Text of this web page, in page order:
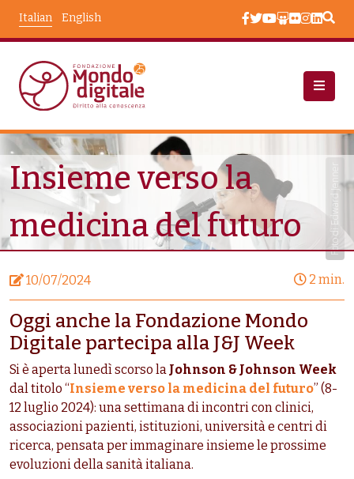
English
Italian
Notizie Insieme Verso La Medicina del Futuro
Foto di Edward Jenner
Insieme verso la
medicina del futuro
10/07/2024 2 min.
Oggi anche la Fondazione Mondo
Digitale partecipa alla J&J Week
Si è aperta lunedì scorso la Johnson & Johnson Week
dal titolo “Insieme verso la medicina del futuro” (8-
12 luglio 2024): una settimana di incontri con clinici,
associazioni pazienti, istituzioni, università e centri di
ricerca, pensata per immaginare insieme le prossime
evoluzioni della sanità italiana.